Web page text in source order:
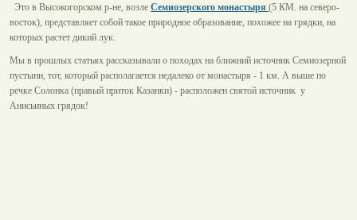
Это в Высокогорском р-не, возле Семиозерского монастыря (5 КМ. на северо-
восток), представляет собой такое природное образование, похожее на грядки, на
которых растет дикий лук.
Мы в прошлых статьях рассказывали о походах на ближний источник Семиозерной
пустыни, тот, который располагается недалеко от монастыря - 1 км. А выше по
речке Солонка (правый приток Казанки) - расположен святой источник у
Анисьиных грядок!